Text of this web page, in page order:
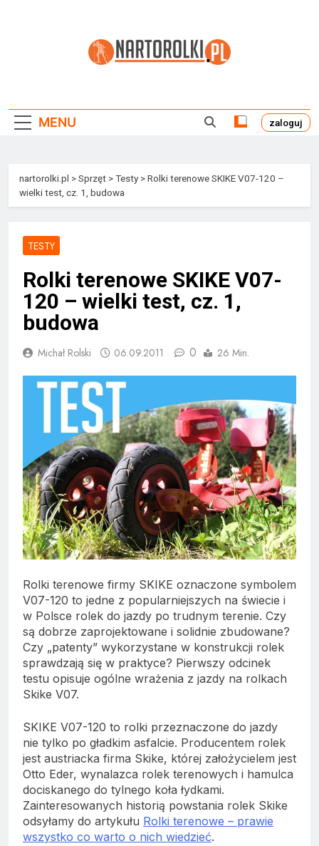
MENU zaloguj
nartorolki.pl >Sprzęt >Testy >Rolki terenowe SKIKE V07-120 –
wielki test, cz. 1, budowa
TESTY
Rolki terenowe SKIKE V07-
120 – wielki test, cz. 1,
budowa
Michał Rolski 06.09.2011 0 26 Min.
Rolki terenowe firmy SKIKE oznaczone symbolem
V07-120 to jedne z popularniejszych na świecie i
w Polsce rolek do jazdy po trudnym terenie. Czy
są dobrze zaprojektowane i solidnie zbudowane?
Czy „patenty” wykorzystane w konstrukcji rolek
sprawdzają się w praktyce? Pierwszy odcinek
testu opisuje ogólne wrażenia z jazdy na rolkach
Skike V07.
SKIKE V07-120 to rolki przeznaczone do jazdy
nie tylko po gładkim asfalcie. Producentem rolek
jest austriacka firma Skike, której założycielem jest
Otto Eder, wynalazca rolek terenowych i hamulca
dociskanego do tylnego koła łydkami.
Zainteresowanych historią powstania rolek Skike
odsyłamy do artykułu Rolki terenowe – prawie
wszystko co warto o nich wiedzieć.